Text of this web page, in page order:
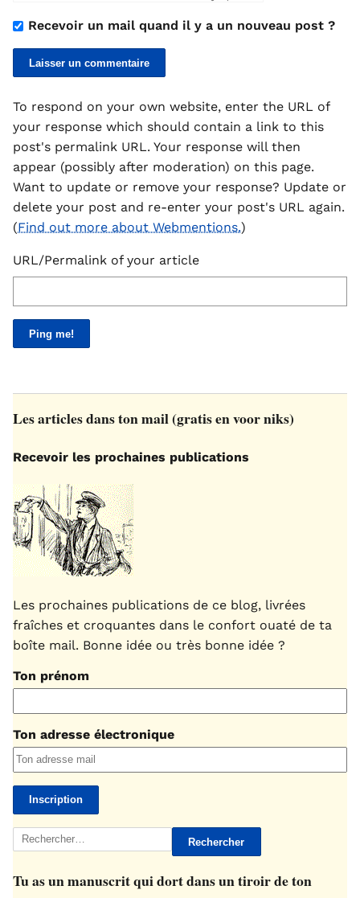
Recevoir un mail quand il y a un nouveau post ?
To respond on your own website, enter the URL of
your response which should contain a link to this
post's permalink URL. Your response will then
appear (possibly after moderation) on this page.
Want to update or remove your response? Update or
delete your post and re-enter your post's URL again.
(Find out more about Webmentions.)
URL/Permalink of your article
Les articles dans ton mail (gratis en voor niks)
Recevoir les prochaines publications
Les prochaines publications de ce blog, livrées
fraîches et croquantes dans le confort ouaté de ta
boîte mail. Bonne idée ou très bonne idée ?
Ton prénom
Ton adresse électronique
Rechercher :
Tu as un manuscrit qui dort dans un tiroir de ton